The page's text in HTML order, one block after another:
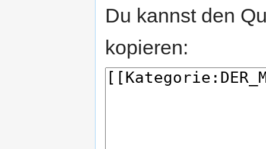
Du kannst den
kopieren: